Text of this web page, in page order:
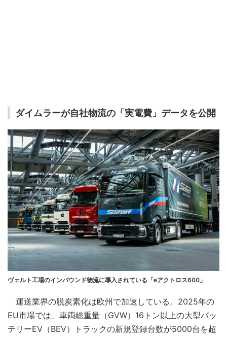
ダイムラーが自社物流の「実電費」データを公開
ヴェルト工場のインバウンド物流に導入されている「eアクトロス600」
運送業界の脱炭素化は欧州で加速している。2025年の
EU市場では、車両総重量（GVW）16トン以上の大型バッ
テリーEV（BEV）トラックの新規登録台数が5000台を超